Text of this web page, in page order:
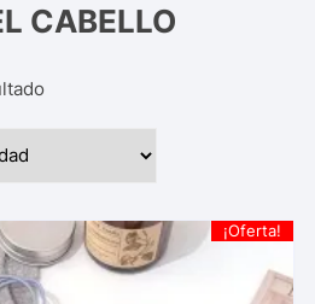
CABELLO
¡Oferta!